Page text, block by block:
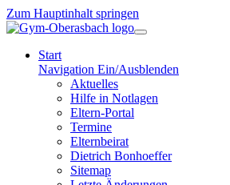
Zum Hauptinhalt springen
Start
Navigation Ein/Ausblenden
Aktuelles
Hilfe in Notlagen
Eltern-Portal
Termine
Elternbeirat
Dietrich Bonhoeffer
Sitemap